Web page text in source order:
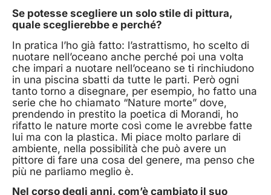
Se potesse scegliere un solo stile di pittura,
quale sceglierebbe e perché?
In pratica l’ho già fatto: l’astrattismo, ho scelto di
nuotare nell’oceano anche perché poi una volta
che impari a nuotare nell’oceano se ti rinchiudono
in una piscina sbatti da tutte le parti. Però ogni
tanto torno a disegnare, per esempio, ho fatto una
serie che ho chiamato “Nature morte” dove,
prendendo in prestito la poetica di Morandi, ho
rifatto le nature morte così come le avrebbe fatte
lui ma con la plastica. Mi piace molto parlare di
ambiente, nella possibilità che può avere un
pittore di fare una cosa del genere, ma penso che
più ne parliamo meglio è.
Nel corso degli anni, com’è cambiato il suo